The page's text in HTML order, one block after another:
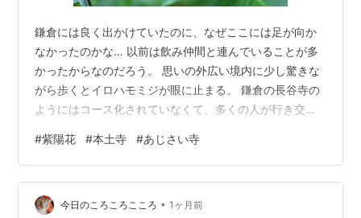
鎌倉には良く出かけていたのに、なぜここには足が向か
なかったのかな… 以前は飲み仲間と連んでいることが多
かったからなのだろう。 思いの外広い境内に少し驚きな
がら歩くとイロハモミジが眼に止まる。 鎌倉の長谷寺の
ようにはコース化されていなくて、多くの人が行き交い
2026/6/13撮影 Nikon Z8 写真(全般)ランキング ← ラン
キングに参加しています。ポチッと応援お願いします。
にほんブログ村← 村にもポチッと応援お願いします。
#紫陽花 #本土寺 #あじさい寺
今日のころころこころ • 1ヶ月前